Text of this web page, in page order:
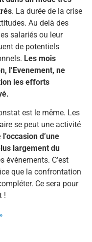
. La durée de la crise
Au delà des
salariés ou leur
de potentiels
Les mois
l’Evenement, ne
les efforts
est le même. Les
se peut une activité
d’une
largement du
évènements. C’est
que la confrontation
Ce sera pour
!